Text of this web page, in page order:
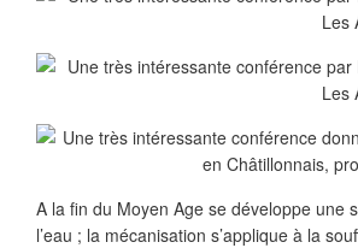
A la fin du Moyen Age se développe une
l’eau ; la mécanisation s’applique à la